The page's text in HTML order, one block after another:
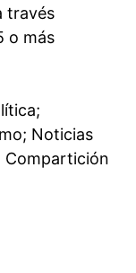
través
o más
Noticias
Compartición